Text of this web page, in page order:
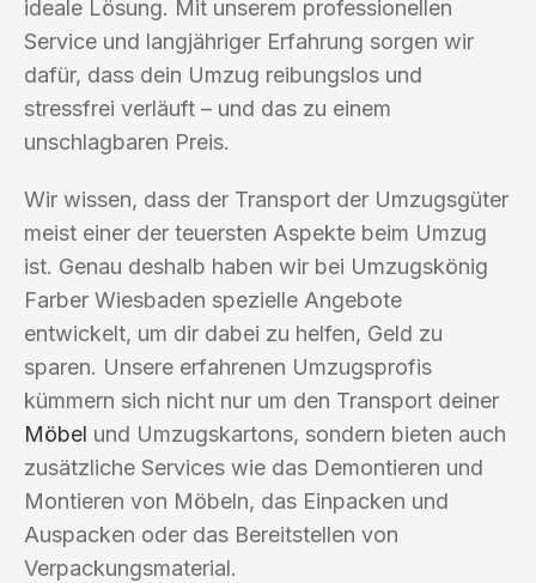
ideale Lösung. Mit unserem professionellen
Service und langjähriger Erfahrung sorgen wir
dafür, dass dein Umzug reibungslos und
stressfrei verläuft – und das zu einem
unschlagbaren Preis.
Wir wissen, dass der Transport der Umzugsgüter
meist einer der teuersten Aspekte beim Umzug
ist. Genau deshalb haben wir bei Umzugskönig
Farber Wiesbaden spezielle Angebote
entwickelt, um dir dabei zu helfen, Geld zu
sparen. Unsere erfahrenen Umzugsprofis
kümmern sich nicht nur um den Transport deiner
Möbel und Umzugskartons, sondern bieten auch
zusätzliche Services wie das Demontieren und
Montieren von Möbeln, das Einpacken und
Auspacken oder das Bereitstellen von
Verpackungsmaterial.